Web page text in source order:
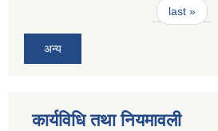
last »
अन्य
कार्यविधि तथा नियमावली